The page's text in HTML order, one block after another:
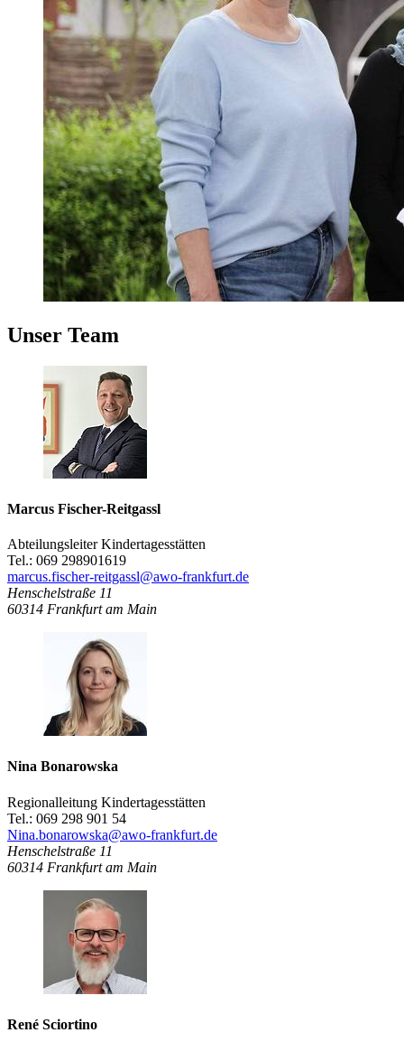
Unser Team
Marcus Fischer-Reitgassl
Abteilungsleiter Kindertagesstätten
Tel.: 069 298901619
marcus.fischer-reitgassl@awo-frankfurt.de
Henschelstraße 11
60314 Frankfurt am Main
Nina Bonarowska
Regionalleitung Kindertagesstätten
Tel.: 069 298 901 54
Nina.bonarowska@awo-frankfurt.de
Henschelstraße 11
60314 Frankfurt am Main
René Sciortino